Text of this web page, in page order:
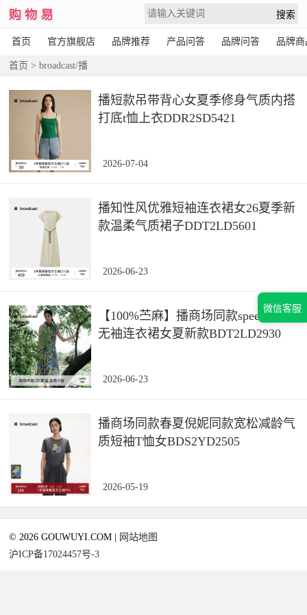
首页 官方旗舰店 品牌推荐 产品问答 品牌问答 品牌商
首页 > broadcast/播
播短款吊带背心女夏季修身气质内搭
打底t恤上衣DDR2SD5421
2026-07-04
播知性风优雅短袖连衣裙女26夏季新
款温柔气质裙子DDT2LD5601
2026-06-23
【100%苎麻】播商场同款speedo联名
无袖连衣裙女夏新款BDT2LD2930
2026-06-23
播商场同款春夏倪妮同款宽松减龄气
质短袖T恤女BDS2YD2505
2026-05-19
微信客服
© 2026 GOUWUYI.COM |
网站地图
沪ICP备17024457号-3